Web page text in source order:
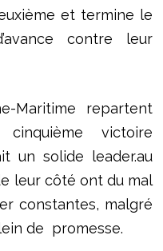
et termine le
contre leur
Maritime repartent
victoire
un solide leader.au
leur côté ont du mal
constantes, malgré
de promesse.